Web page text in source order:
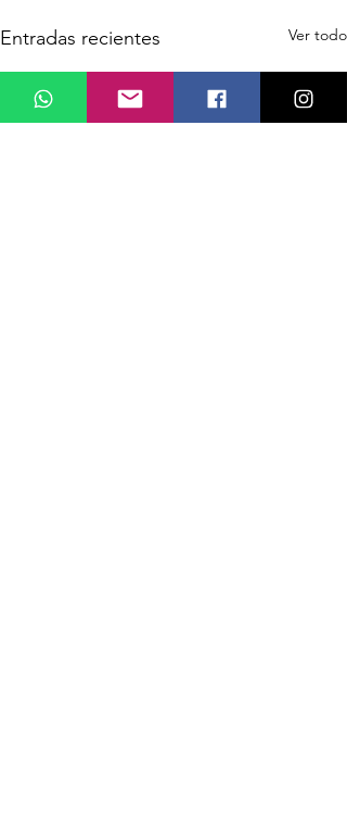
Entradas recientes Ver todo